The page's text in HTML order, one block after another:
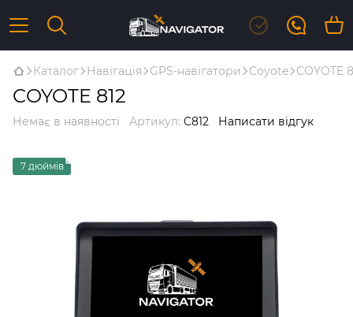
Каталог Навігація GPS-навігатори Coyote COYOTE
COYOTE 812
Немає в наявності Артикул: C812 Написати відгук
7 дюймів